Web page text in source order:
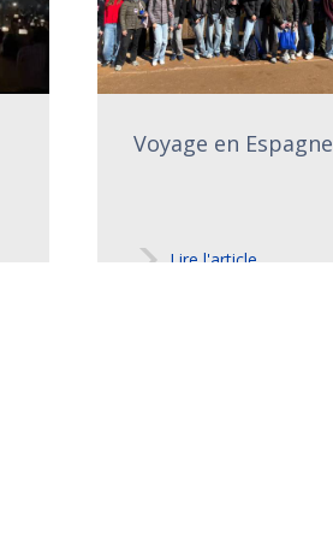
Voyage en Espagne
Lire l'article